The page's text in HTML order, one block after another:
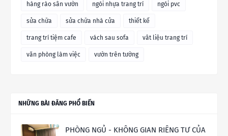
hàng rào sân vườn ngói nhựa trang trí ngói pvc
sửa chữa sửa chữa nhà cửa thiết kế
trang trí tiệm cafe vách sau sofa vât liệu trang trí
văn phòng làm việc vườn trên tường
NHỮNG BÀI ĐĂNG PHỔ BIẾN
PHÒNG NGỦ - KHÔNG GIAN RIÊNG TƯ CỦA